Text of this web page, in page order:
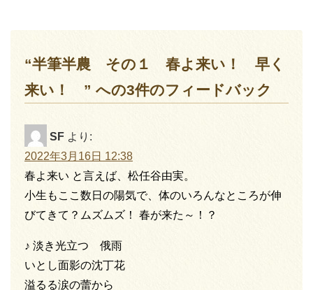
“半筆半農 その１ 春よ来い！ 早く
来い！ ” への3件のフィードバック
SF より:
2022年3月16日 12:38
春よ来い と言えば、松任谷由実。
小生もここ数日の陽気で、体のいろんなところが伸
びてきて？ムズムズ！ 春が来た～！？
♪ 淡き光立つ 俄雨
いとし面影の沈丁花
溢るる涙の蕾から